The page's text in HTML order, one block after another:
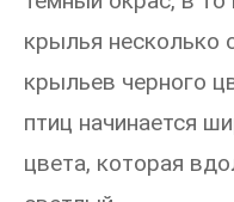
крылья несколько
крыльев черного
птиц начинается
цвета, которая